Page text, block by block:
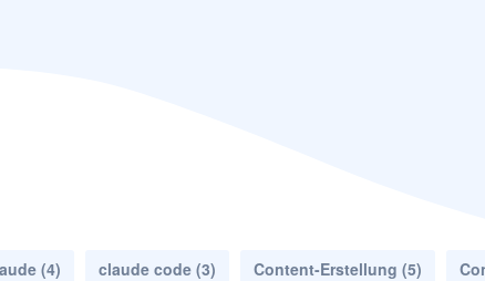
(4) claude code (3) Content-Erstellung (5)